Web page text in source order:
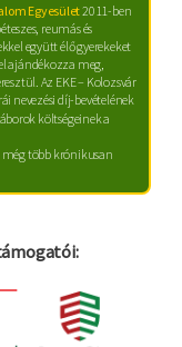
Egyesület2011-ben
reumás és
együtt élő gyerekeket
ajándékozza meg,
Az EKE – Kolozsvár
nevezési díj-bevételének
költségeinek a
még több krónikusan